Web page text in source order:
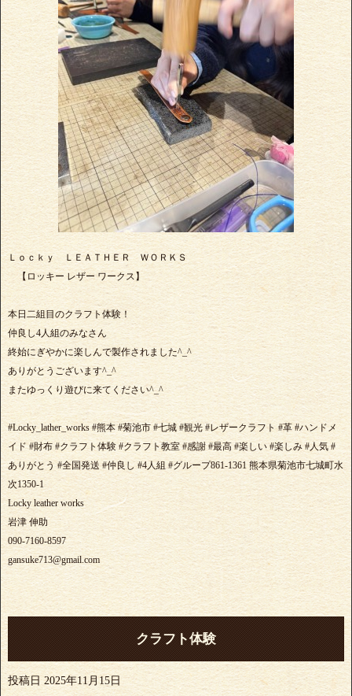
Ｌｏｃｋｙ ＬＥＡＴＨＥＲ ＷＯＲＫＳ
【ロッキー レザー ワークス】
本日二組目のクラフト体験！
仲良し4人組のみなさん
終始にぎやかに楽しんで製作されました^_^
ありがとうございます^_^
またゆっくり遊びに来てください^_^
#Locky_lather_works #熊本 #菊池市 #七城 #観光 #レザークラフト #革 #ハンドメ
イド #財布 #クラフト体験 #クラフト教室 #感謝 #最高 #楽しい #楽しみ #人気 #
ありがとう #全国発送 #仲良し #4人組 #グループ861-1361 熊本県菊池市七城町水
次1350-1
Locky leather works
岩津 伸助
090-7160-8597
gansuke713@gmail.com
クラフト体験
投稿日 2025年11月15日